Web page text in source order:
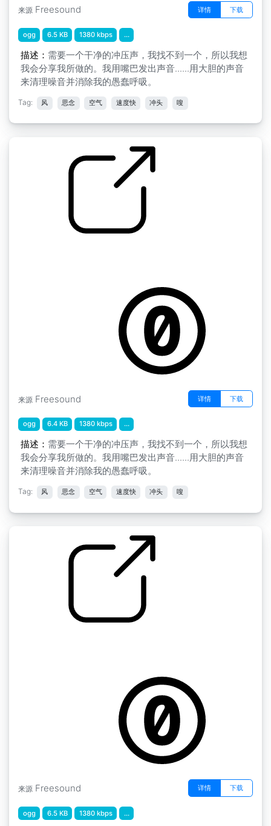
来源 Freesound 详情 下载
ogg 6.5 KB 1380 kbps ...
描述： 需要一个干净的冲压声，我找不到一个，所以我想
我会分享我所做的。我用嘴巴发出声音......用大胆的声音
来清理噪音并消除我的愚蠢呼吸。
Tag: 风 思念 空气 速度快 冲头 嗖
来源 Freesound 详情 下载
ogg 6.4 KB 1380 kbps ...
描述： 需要一个干净的冲压声，我找不到一个，所以我想
我会分享我所做的。我用嘴巴发出声音......用大胆的声音
来清理噪音并消除我的愚蠢呼吸。
Tag: 风 思念 空气 速度快 冲头 嗖
来源 Freesound 详情 下载
ogg 6.5 KB 1380 kbps ...